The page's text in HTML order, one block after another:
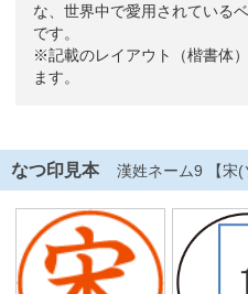
な、世界中で愛用されている
です。
※記載のレイアウト（楷書体
ます。
なつ印見本 漢姓ネーム9 【宋(